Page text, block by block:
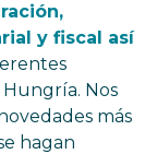
y fiscal así
Hungría. Nos
más
hagan